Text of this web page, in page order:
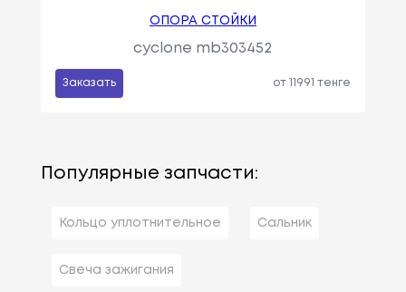
ОПОРА СТОЙКИ
cyclone mb303452
Заказать от 11991 тенге
Популярные запчасти:
Кольцо уплотнительное Сальник
Свеча зажигания